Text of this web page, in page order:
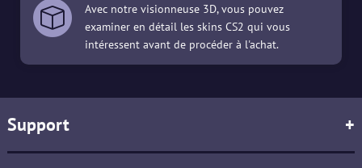
Avec notre visionneuse 3D, vous pouvez
examiner en détail les skins CS2 qui vous
intéressent avant de procéder à l'achat.
Support +